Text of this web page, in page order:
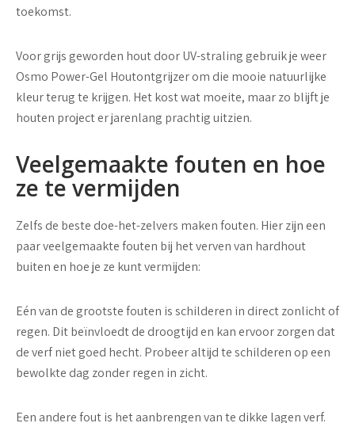
toekomst.
Voor grijs geworden hout door UV-straling gebruik je weer
Osmo Power-Gel Houtontgrijzer om die mooie natuurlijke
kleur terug te krijgen. Het kost wat moeite, maar zo blijft je
houten project er jarenlang prachtig uitzien.
Veelgemaakte fouten en hoe
ze te vermijden
Zelfs de beste doe-het-zelvers maken fouten. Hier zijn een
paar veelgemaakte fouten bij het verven van hardhout
buiten en hoe je ze kunt vermijden:
Eén van de grootste fouten is schilderen in direct zonlicht of
regen. Dit beïnvloedt de droogtijd en kan ervoor zorgen dat
de verf niet goed hecht. Probeer altijd te schilderen op een
bewolkte dag zonder regen in zicht.
Een andere fout is het aanbrengen van te dikke lagen verf.